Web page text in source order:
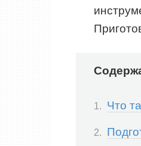
Что